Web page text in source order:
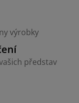
výrobky
představ